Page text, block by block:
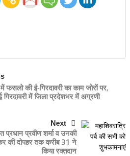
फसलो की ई-गिरदावरी का काम जोरों पर,
में जिला प्रदेशभर में अग्रणी
Next
प्रवीण शर्मा व उनकी
की दोपहर तक करीब 31 ने
किया रक्तदान